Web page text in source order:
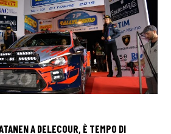
A DELECOUR, È TEMPO DI